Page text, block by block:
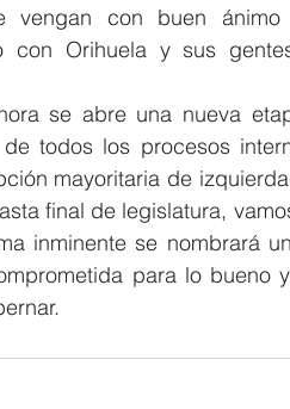
vengan con buen
con Orihuela y sus
se abre una nueva
de todos los procesos
mayoritaria de
final de legislatura,
inminente se nombrará
para lo